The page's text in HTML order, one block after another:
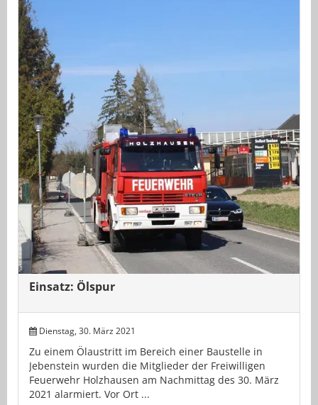
Einsatz: Ölspur
Dienstag, 30. März 2021
Zu einem Ölaustritt im Bereich einer Baustelle in
Jebenstein wurden die Mitglieder der Freiwilligen
Feuerwehr Holzhausen am Nachmittag des 30. März
2021 alarmiert. Vor Ort ...